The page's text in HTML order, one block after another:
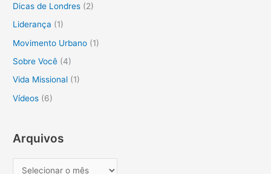
a
r
p
o
r
:
Dicas de Londres (2)
Liderança (1)
Movimento Urbano (1)
Sobre Você (4)
Vida Missional (1)
Vídeos (6)
Arquivos